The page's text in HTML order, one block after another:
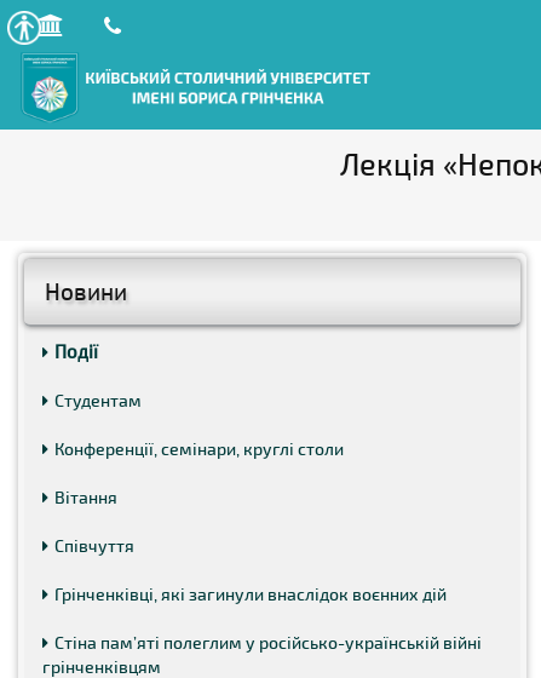
Лекція
Новини
Події
Студентам
Конференції, семінари, круглі столи
Вітання
Співчуття
Грінченківці, які загинули внаслідок воєнних дій
Стіна пам’яті полеглим у російсько-українській війні
грінченківцям